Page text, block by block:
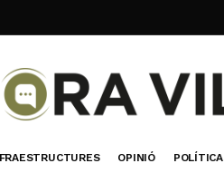
OPINIÓ POLÍTICA